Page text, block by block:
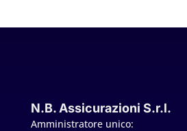
N.B. Assicurazioni S.r.l.
Amministratore unico: